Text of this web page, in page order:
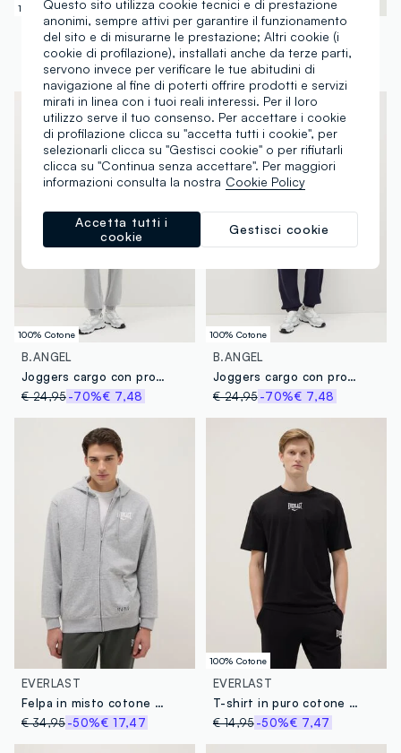
100% Cotone
B.ANGEL
Joggers cargo con profili elasticati
€ 24,95-70%€ 7,48
100% Cotone
B.ANGEL
€ 24,95-70%€ 7,48
100% Cotone
B.ANGEL
Joggers cargo con profili elasticati
€ 24,95-70%€ 7,48
100% Cotone
B.ANGEL
Joggers cargo con profili elasticati
€ 24,95 -70%€ 7,48
EVERLAST
Felpa in misto cotone grigia regular fit con cappuccio e zip
€ 34,95-50%€ 17,47
100% Cotone
EVERLAST
T-shirt in puro cotone nero regular fit con logo Everlast
€ 14,95 -50%€ 7,47
Questo sito utilizza cookie tecnici e di prestazione
anonimi, sempre attivi per garantire il funzionamento
del sito e di misurarne le prestazione; Altri cookie (i
cookie di profilazione), installati anche da terze parti,
servono invece per verificare le tue abitudini di
navigazione al fine di poterti offrire prodotti e servizi
mirati in linea con i tuoi reali interessi. Per il loro
utilizzo serve il tuo consenso. Per accettare i cookie
di profilazione clicca su "accetta tutti i cookie", per
selezionarli clicca su "Gestisci cookie" o per rifiutarli
clicca su "Continua senza accettare". Per maggiori
informazioni consulta la nostra Cookie Policy
Gestisci cookie
Accetta tutti i
cookie